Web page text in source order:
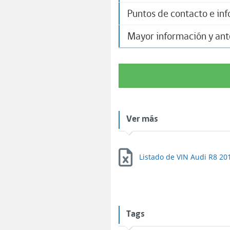
Puntos de contacto e
Mayor información y
Ver más
Listado de VIN Audi R8
Tags